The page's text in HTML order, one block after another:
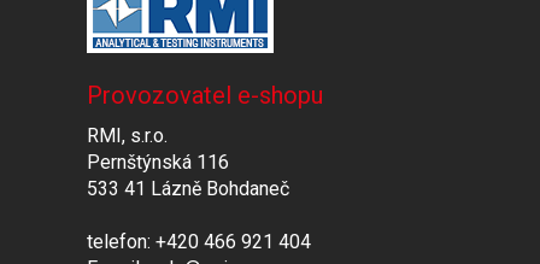
Provozovatel e-shopu
RMI, s.r.o.
Pernštýnská 116
533 41 Lázně Bohdaneč
telefon: +420 466 921 404